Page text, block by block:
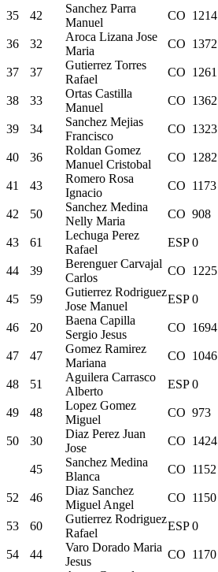
35 42
Sanchez Parra
Manuel
CO 1214
36 32
Aroca Lizana Jose
Maria
CO 1372
37 37
Gutierrez Torres
Rafael
CO 1261
38 33
Ortas Castilla
Manuel
CO 1362
39 34
Sanchez Mejias
Francisco
CO 1323
40 36
Roldan Gomez
Manuel Cristobal
CO 1282
41 43
Romero Rosa
Ignacio
CO 1173
42 50
Sanchez Medina
Nelly Maria
CO 908
43 61
Lechuga Perez
Rafael
ESP0
44 39
Berenguer Carvajal
Carlos
CO 1225
45 59
Gutierrez Rodriguez
Jose Manuel
ESP0
46 20
Baena Capilla
Sergio Jesus
CO 1694
47 47
Gomez Ramirez
Mariana
CO 1046
48 51
Aguilera Carrasco
Alberto
ESP0
49 48
Lopez Gomez
Miguel
CO 973
50 30
Diaz Perez Juan
Jose
CO 1424
45
Sanchez Medina
Blanca
CO 1152
52 46
Diaz Sanchez
Miguel Angel
CO 1150
53 60
Gutierrez Rodriguez
Rafael
ESP0
54 44
Varo Dorado Maria
Jesus
CO 1170